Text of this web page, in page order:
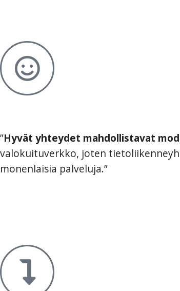
”Hyvät yhteydet mahdollistavat
valokuituverkko, joten
monenlaisia palveluja.”